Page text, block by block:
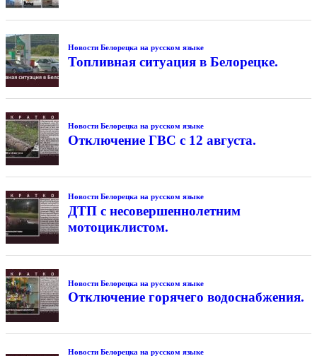
Новости Белорецка на русском языке
Топливная ситуация в Белорецке.
Новости Белорецка на русском языке
Отключение ГВС с 12 августа.
Новости Белорецка на русском языке
ДТП с несовершеннолетним
мотоциклистом.
Новости Белорецка на русском языке
Отключение горячего водоснабжения.
Новости Белорецка на русском языке